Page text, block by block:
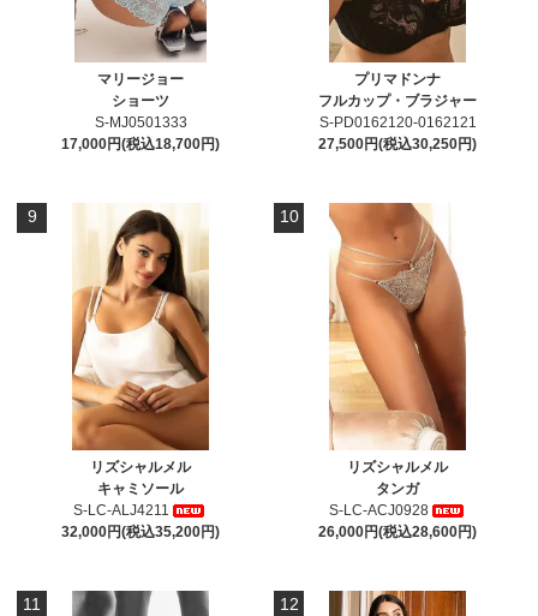
マリージョー
ショーツ
S-MJ0501333
17,000円(税込18,700円)
プリマドンナ
フルカップ・ブラジャー
S-PD0162120-0162121
27,500円(税込30,250円)
9
リズシャルメル
キャミソール
S-LC-ALJ4211
32,000円(税込35,200円)
10
リズシャルメル
タンガ
S-LC-ACJ0928
26,000円(税込28,600円)
11 12